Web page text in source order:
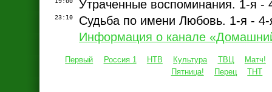
Утраченные воспоминания. 1-я -
23:10
Судьба по имени Любовь. 1-я - 4-
Информация о канале
Первый Россия 1 НТВ Культура ТВЦ
Матч!
Пятница!
Перец ТНТ